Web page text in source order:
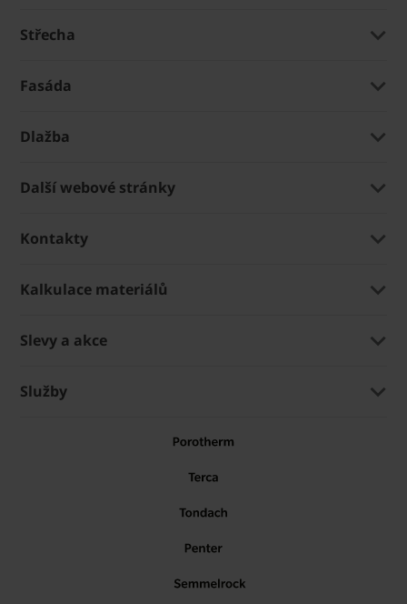
Střecha
Fasáda
Dlažba
Další webové stránky
Kontakty
Kalkulace materiálů
Slevy a akce
Služby